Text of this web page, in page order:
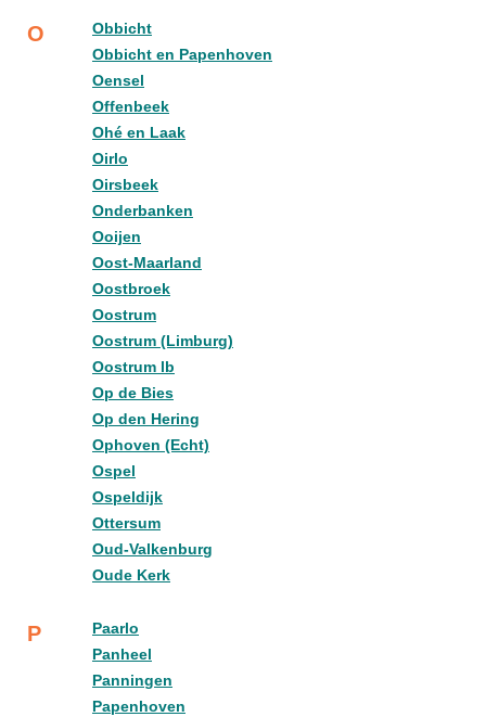
O
Obbicht
Obbicht en Papenhoven
Oensel
Offenbeek
Ohé en Laak
Oirlo
Oirsbeek
Onderbanken
Ooijen
Oost-Maarland
Oostbroek
Oostrum
Oostrum (Limburg)
Oostrum lb
Op de Bies
Op den Hering
Ophoven (Echt)
Ospel
Ospeldijk
Ottersum
Oud-Valkenburg
Oude Kerk
P
Paarlo
Panheel
Panningen
Papenhoven